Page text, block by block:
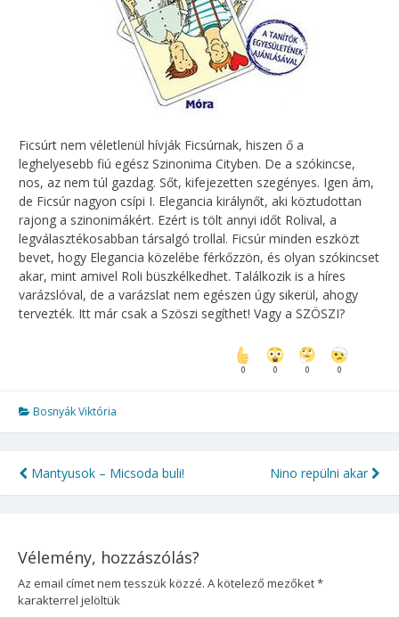
Ficsúrt nem véletlenül hívják Ficsúrnak, hiszen ő a
leghelyesebb fiú egész Szinonima Cityben. De a szókincse,
nos, az nem túl gazdag. Sőt, kifejezetten szegényes. Igen ám,
de Ficsúr nagyon csípi I. Elegancia királynőt, aki köztudottan
rajong a szinonimákért. Ezért is tölt annyi időt Rolival, a
legválasztékosabban társalgó trollal. Ficsúr minden eszközt
bevet, hogy Elegancia közelébe férkőzzön, és olyan szókincset
akar, mint amivel Roli büszkélkedhet. Találkozik is a híres
varázslóval, de a varázslat nem egészen úgy sikerül, ahogy
tervezték. Itt már csak a Szöszi segíthet! Vagy a SZÖSZI?
0 0 0 0
Bosnyák Viktória
Bejegyzés
Mantyusok – Micsoda buli! Nino ​repülni akar
Vélemény, hozzászólás?
Az email címet nem tesszük közzé. A kötelező mezőket*
karakterrel jelöltük